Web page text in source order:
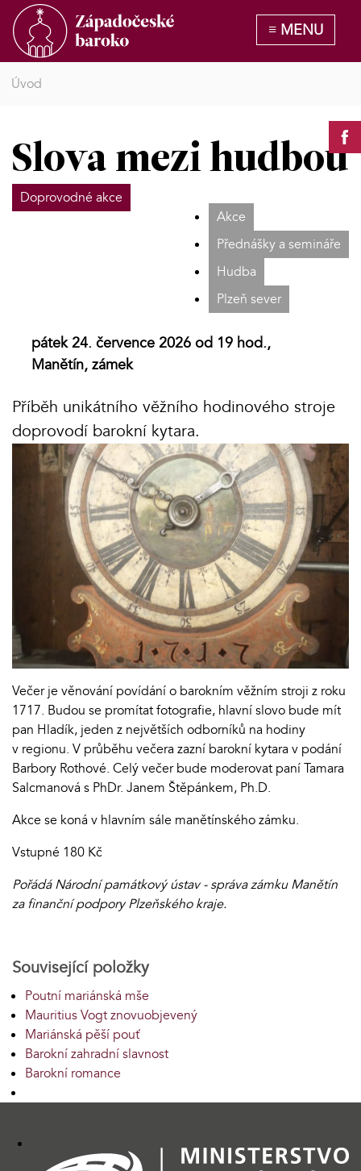
Úvod
Slova mezi hudbou
Doprovodné akce
Akce
Přednášky a semináře
Hudba
Plzeň sever
pátek 24. července 2026 od 19 hod.,
Manětín, zámek
Příběh unikátního věžního hodinového stroje
doprovodí barokní kytara.
Večer je věnování povídání o barokním věžním stroji z roku
1717. Budou se promítat fotografie, hlavní slovo bude mít
pan Hladík, jeden z největších odborníků na hodiny
v regionu. V průběhu večera zazní barokní kytara v podání
Barbory Rothové. Celý večer bude moderovat paní Tamara
Salcmanová s PhDr. Janem Štěpánkem, Ph.D.
Akce se koná v hlavním sále manětínského zámku.
Vstupné 180 Kč
Pořádá Národní památkový ústav - správa zámku Manětín
za finanční podpory Plzeňského kraje.
Související položky
Poutní mariánská mše
Mauritius Vogt znovuobjevený
Mariánská pěší pouť
Barokní zahradní slavnost
Barokní romance